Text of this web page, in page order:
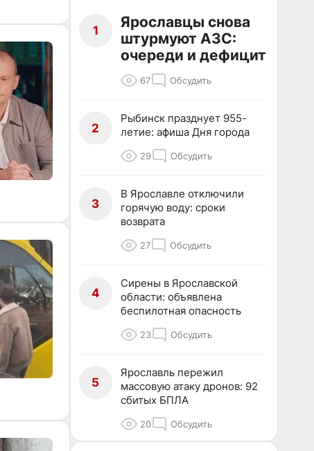
1
Ярославцы снова
штурмуют АЗС:
очереди и дефицит
67 Обсудить
2
Рыбинск празднует 955-
летие: афиша Дня города
29 Обсудить
3
В Ярославле отключили
горячую воду: сроки
возврата
27 Обсудить
4
Сирены в Ярославской
области: объявлена
беспилотная опасность
23 Обсудить
5
Ярославль пережил
массовую атаку дронов: 92
сбитых БПЛА
20 Обсудить